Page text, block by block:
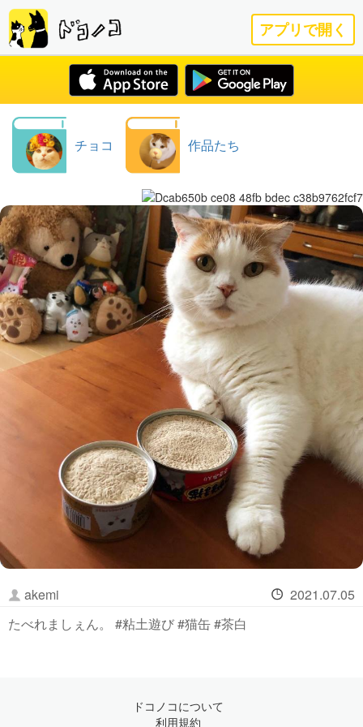
アプリで開く
チョコ 作品たち
akemi
2021.07.05
たべれましぇん。 #粘土遊び #猫缶 #茶白
ドコノコについて
利用規約